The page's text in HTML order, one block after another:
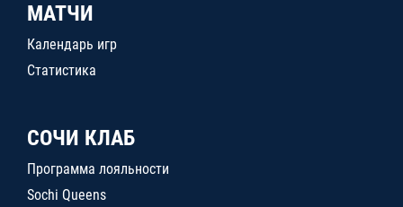
МАТЧИ
Календарь игр
Статистика
СОЧИ КЛАБ
Программа лояльности
Sochi Queens